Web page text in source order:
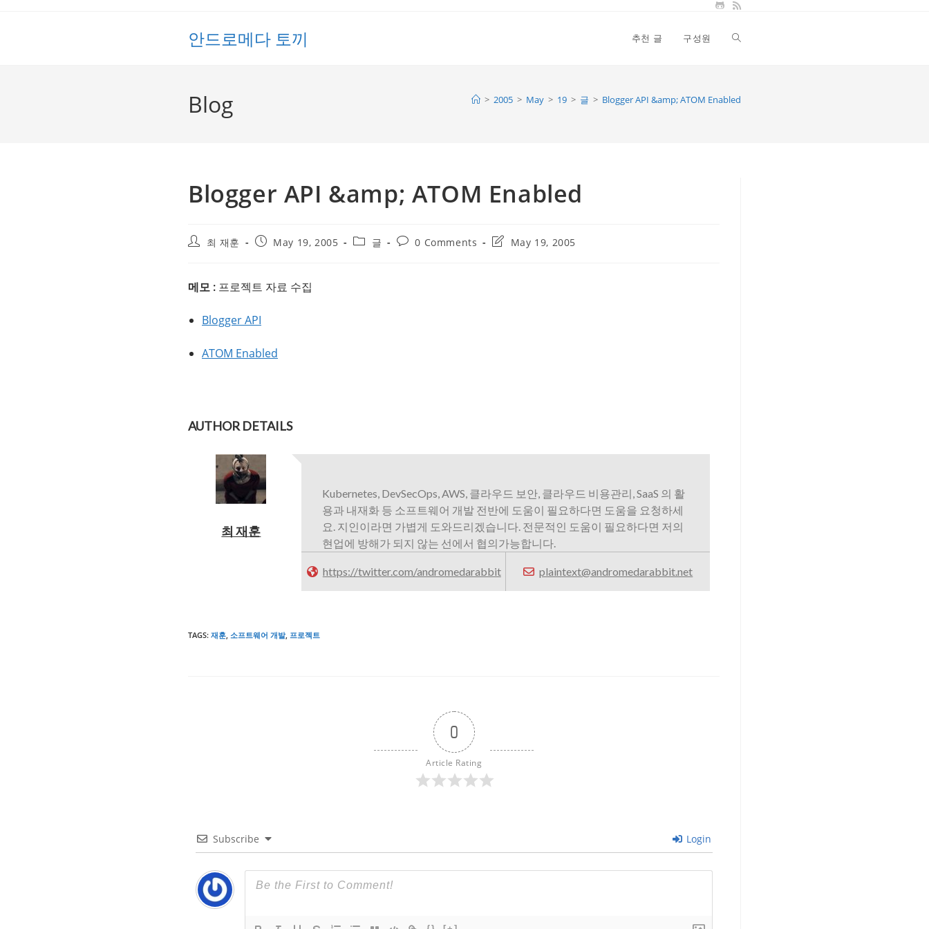
안드로메다 토끼 추천 글 구성원 Toggle
Blog > 2005 > May > 19 > 글 > Blogger API &amp; ATOM Enabled
Blogger API &amp; ATOM Enabled
Post최 재훈
PostMay 19, 2005
Post글
Post0 Comments
PostMay 19, 2005
메모 : 프로젝트 자료 수집
Blogger API
ATOM Enabled
AUTHOR DETAILS
최 재훈
Kubernetes, DevSecOps, AWS, 클라우드 보안, 클라우드 비용관리, SaaS 의 활
용과 내재화 등 소프트웨어 개발 전반에 도움이 필요하다면 도움을 요청하세
요. 지인이라면 가볍게 도와드리겠습니다. 전문적인 도움이 필요하다면 저의
현업에 방해가 되지 않는 선에서 협의가능합니다.
https://twitter.com/andromedarabbit plaintext@andromedarabbit.net
TAGS: 재훈, 소프트웨어 개발, 프로젝트
0
Article Rating
Subscribe Login